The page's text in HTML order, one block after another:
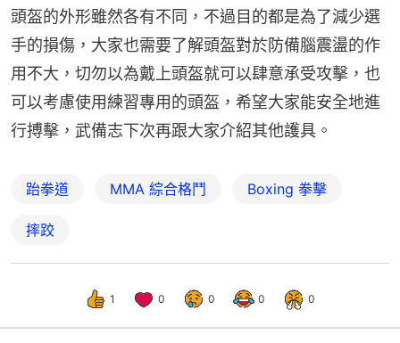
頭盔的外形雖然各有不同，不過目的都是為了減少選
手的損傷，大家也需要了解頭盔對於防備腦震盪的作
用不大，切勿以為戴上頭盔就可以肆意承受攻擊，也
可以考慮使用練習專用的頭盔，希望大家能安全地進
行搏擊，武備志下次再跟大家介紹其他護具。
跆拳道 MMA 綜合格鬥 Boxing 拳擊
摔跤
1 0 0 0 0